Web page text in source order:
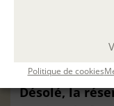
Politique de cookies
Désolé, la